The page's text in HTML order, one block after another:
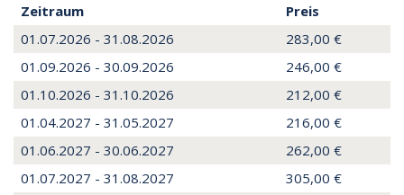
Zeitraum
Preis
01.07.2026 - 31.08.2026
283,00 €
01.09.2026 - 30.09.2026
246,00 €
01.10.2026 - 31.10.2026
212,00 €
01.04.2027 - 31.05.2027
216,00 €
01.06.2027 - 30.06.2027
262,00 €
01.07.2027 - 31.08.2027
305,00 €